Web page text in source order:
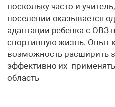
поскольку часто и
поселении оказывается
адаптации ребенка с ОВЗ
спортивную жизнь. Опыт
возможность расширить
эффективно их
область